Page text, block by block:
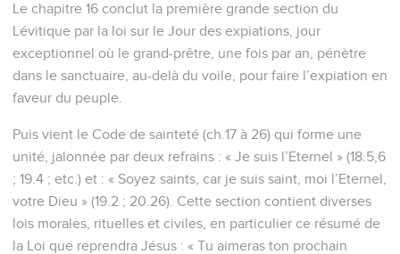
Le chapitre 16 conclut la première grande section du
Lévitique par la loi sur le Jour des expiations, jour
exceptionnel où le grand-prêtre, une fois par an, pénètre
dans le sanctuaire, au-delà du voile, pour faire l’expiation en
faveur du peuple.
Puis vient le Code de sainteté (ch.17 à 26) qui forme une
unité, jalonnée par deux refrains : « Je suis l’Eternel » (18.5,6
; 19.4 ; etc.) et : « Soyez saints, car je suis saint, moi l’Eternel,
votre Dieu » (19.2 ; 20.26). Cette section contient diverses
lois morales, rituelles et civiles, en particulier ce résumé de
la Loi que reprendra Jésus : « Tu aimeras ton prochain